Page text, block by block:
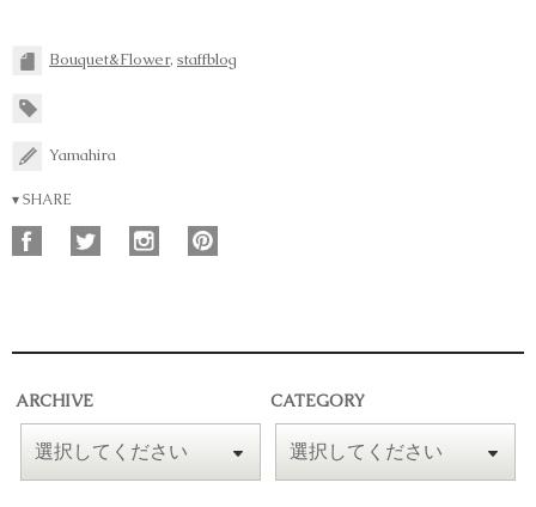
Bouquet&Flower, staffblog
Yamahira
▾ SHARE
ARCHIVE CATEGORY